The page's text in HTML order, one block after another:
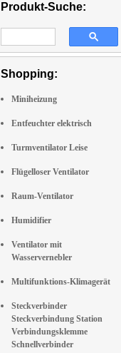
Produkt-Suche:
Shopping:
Miniheizung
Entfeuchter elektrisch
Turmventilator Leise
Flügelloser Ventilator
Raum-Ventilator
Humidifier
Ventilator mit
Wasservernebler
Multifunktions-Klimagerät
Steckverbinder
Steckverbindung Station
Verbindungsklemme
Schnellverbinder